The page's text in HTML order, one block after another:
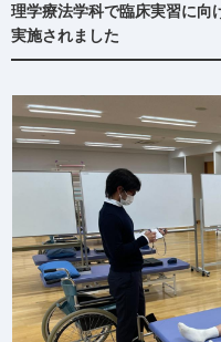
理学療法学科で臨床実習に向
実施されました